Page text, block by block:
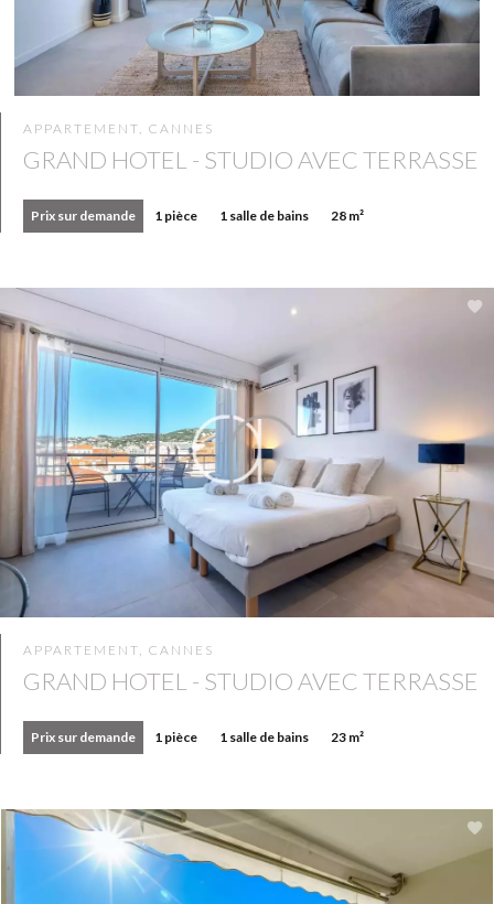
APPARTEMENT, CANNES
GRAND HOTEL - STUDIO AVEC TERRASSE
Prix sur demande 1 pièce 1 salle de bains 28 m²
APPARTEMENT, CANNES
GRAND HOTEL - STUDIO AVEC TERRASSE
Prix sur demande 1 pièce 1 salle de bains 23 m²